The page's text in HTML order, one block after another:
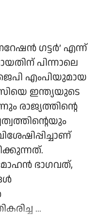
ഗട്ടർ’ എന്ന്
പിന്നാലെ
എംപിയുമായ
ഇന്ത്യയുടെ
രാജ്യത്തിന്റെ
ഭാഗവത്,
...